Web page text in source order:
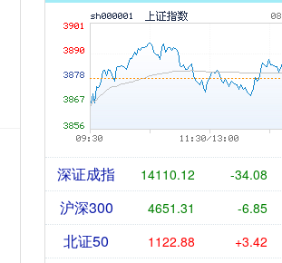
深证成指 14110.12 -34.08
沪深300 4651.31 -6.85
北证50 1122.88 +3.42